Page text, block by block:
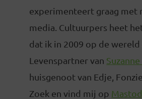
experimenteert graag met
media. Cultuurpers heet
dat ik in 2009 op de wereld
Levenspartner van
huisgenoot van Edje,
Zoek en vind mij op